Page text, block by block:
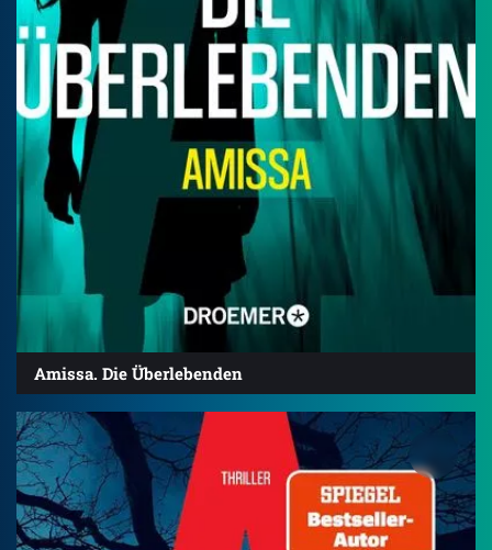
Amissa. Die Überlebenden